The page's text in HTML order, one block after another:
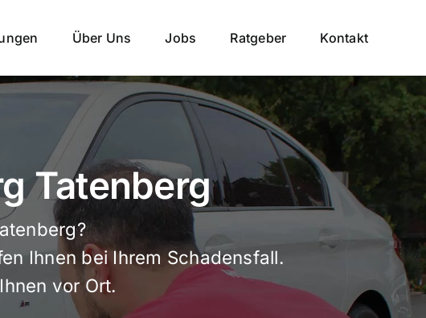
Über Uns Jobs Ratgeber Kontakt
Tatenberg
Ihnen bei Ihrem Schadensfall.
vor Ort.